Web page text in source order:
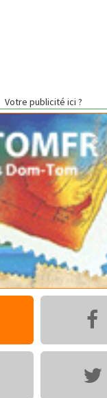
Votre publicité ici ?